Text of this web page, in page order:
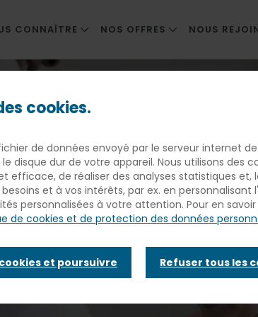
CONNAÎTRE
SA TERRE
HISTOIRE
NOS OFFRES
ENTREPRISES
MARCHÉ PÉNITENTIAIRE
NOUS
NOS
le goût
cookies.
de données envoyé par le serveur internet
disque dur de votre appareil. Nous utilisons des
efficace, de réaliser des analyses statistiques
et à vos intérêts, par ex. en
personnalisées à votre attention. Pour en savoir
de cookies et de protection des données
et poursuivre Refuser tous les